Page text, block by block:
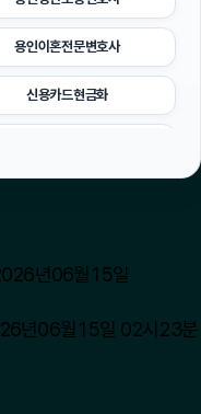
용인이혼전문변호사
신용카드현금화
의정부변호사
구로구하수구막힘
년06월15일
년06월15일 02시23분